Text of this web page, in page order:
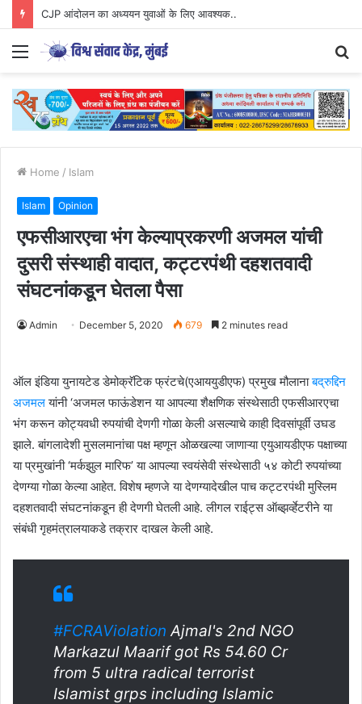
CJP आंदोलन का अध्ययन युवाओं के लिए आवश्यक..
Menu
Home / Islam
Islam Opinion
एफसीआरएचा भंग केल्याप्रकरणी अजमल यांची
दुसरी संस्थाही वादात, कट्टरपंथी दहशतवादी
संघटनांकडून घेतला पैसा
Admin December 5, 2020 679 2 minutes read
ऑल इंडिया युनायटेड डेमोक्रॅटिक फ्रंटचे(एआययुडीएफ) प्रमुख मौलानाबद्रुद्दिन
अजमलयांनी ‘अजमल फाऊंडेशन या आपल्या शैक्षणिक संस्थेसाठी एफसीआरएचा
भंग करून कोट्यवधी रुपयांची देणगी गोळा केली असल्याचे काही दिवसांपूर्वी उघड
झाले. बांगलादेशी मुसलमानांचा पक्ष म्हणून ओळखल्या जाणाऱ्या एयुआयडीएफ पक्षाच्या
या प्रमुखांनी ‘मर्कझुल मारिफ’ या आपल्या स्वयंसेवी संस्थेसाठी ५४ कोटी रुपयांच्या
देणग्या गोळा केल्या आहेत. विशेष म्हणजे या देणग्यादेखील पाच कट्टरपंथी मुस्लिम
दहशतवादी संघटनांकडून ही देणगी घेतली आहे. लीगल राईट्स ऑब्झर्व्हेटरीने या
संबंधी गृहमंत्रालयाकडे तक्रार दाखल केली आहे.
#FCRAViolation Ajmal's 2nd NGO
Markazul Maarif got Rs 54.60 Cr
from 5 ultra radical terrorist
Islamist grps including Islamic